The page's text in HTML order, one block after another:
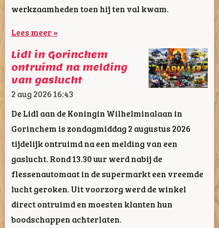
werkzaamheden toen hij ten val kwam.
Lees meer »
Lidl in Gorinchem
ontruimd na melding
van gaslucht
2 aug 202616:43
De Lidl aan de Koningin Wilhelminalaan in
Gorinchem is zondagmiddag 2 augustus 2026
tijdelijk ontruimd na een melding van een
gaslucht. Rond 13.30 uur werd nabij de
flessenautomaat in de supermarkt een vreemde
lucht geroken. Uit voorzorg werd de winkel
direct ontruimd en moesten klanten hun
boodschappen achterlaten.